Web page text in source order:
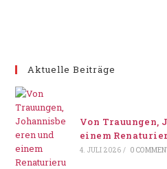
Aktuelle Beiträge
Von Trauungen,
einem
4. JULI 2026 / 0